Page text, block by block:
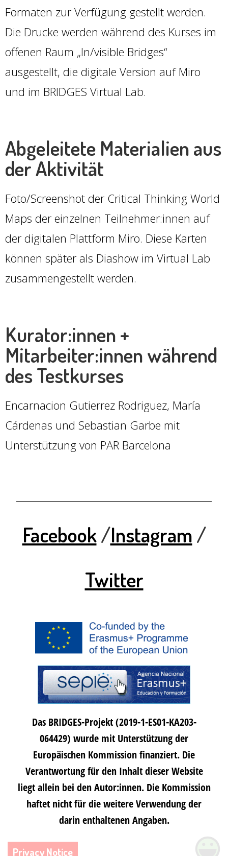
Formaten zur Verfügung gestellt werden.
Die Drucke werden während des Kurses im
offenen Raum „In/visible Bridges“
ausgestellt, die digitale Version auf Miro
und im BRIDGES Virtual Lab.
Abgeleitete Materialien aus
der Aktivität
Foto/Screenshot der Critical Thinking World
Maps der einzelnen Teilnehmer:innen auf
der digitalen Plattform Miro. Diese Karten
können später als Diashow im Virtual Lab
zusammengestellt werden.
Kurator:innen +
Mitarbeiter:innen während
des Testkurses
Encarnacion Gutierrez Rodriguez, María
Cárdenas und Sebastian Garbe mit
Unterstützung von PAR Barcelona
Facebook/Instagram /
Twitter
Das BRIDGES-Projekt (2019-1-ES01-KA203-
064429) wurde mit Unterstützung der
Europäischen Kommission finanziert. Die
Verantwortung für den Inhalt dieser Website
liegt allein bei den Autor:innen. Die Kommission
haftet nicht für die weitere Verwendung der
darin enthaltenen Angaben.
Privacy Notice